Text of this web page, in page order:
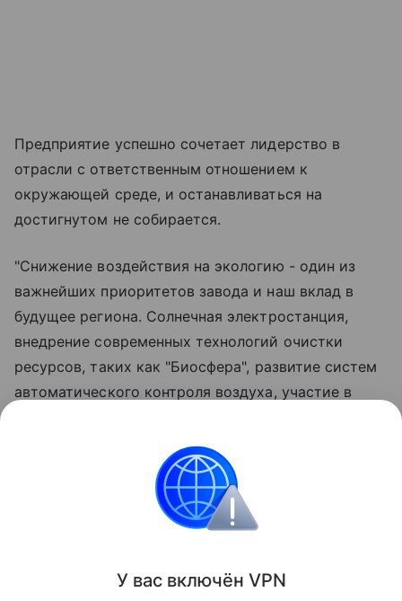
Предприятие успешно сочетает лидерство в
отрасли с ответственным отношением к
окружающей среде, и останавливаться на
достигнутом не собирается.
"Снижение воздействия на экологию - один из
важнейших приоритетов завода и наш вклад в
будущее региона. Солнечная электростанция,
внедрение современных технологий очистки
ресурсов, таких как "Биосфера", развитие систем
автоматического контроля воздуха, участие в
акциях демонстрируют системный подход
предприятия к вопросам экологии", - отметил
генеральный директор Омского НПЗ Кирилл
Поделиться
У вас включён VPN